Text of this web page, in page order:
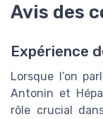
Avis des
Expérience
Lorsque l’on
Antonin et
rôle crucial